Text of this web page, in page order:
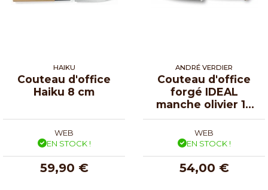
HAIKU
Couteau d'office
Haiku 8 cm
WEB
EN STOCK !
59,90 €
ANDRÉ VERDIER
Couteau d'office
forgé IDEAL
manche olivier 10
cm
WEB
EN STOCK !
54,00 €